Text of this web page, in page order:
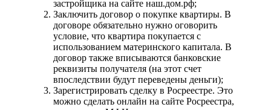
застройщика на сайте наш.дом.рф;
Заключить договор о покупке квартиры. В
договоре обязательно нужно оговорить
условие, что квартира покупается с
использованием материнского капитала. В
договор также вписываются банковские
реквизиты получателя (на этот счет
впоследствии будут переведены деньги);
Зарегистрировать сделку в Росреестре. Это
можно сделать онлайн на сайте Росреестра,